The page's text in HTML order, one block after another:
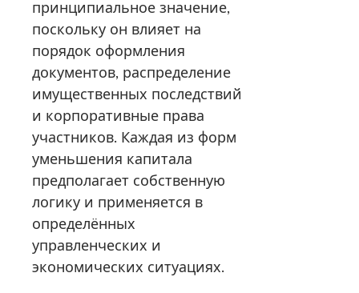
принципиальное значение,
поскольку он влияет на
порядок оформления
документов, распределение
имущественных последствий
и корпоративные права
участников. Каждая из форм
уменьшения капитала
предполагает собственную
логику и применяется в
определённых
управленческих и
экономических ситуациях.